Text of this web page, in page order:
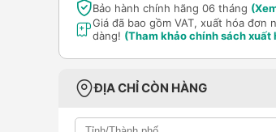
Bảo hành chính hãng 06 tháng
Giá đã bao gồm VAT, xuất hóa đơn
dàng! (Tham khảo chính sách xuất
ĐỊA CHỈ CÒN HÀNG